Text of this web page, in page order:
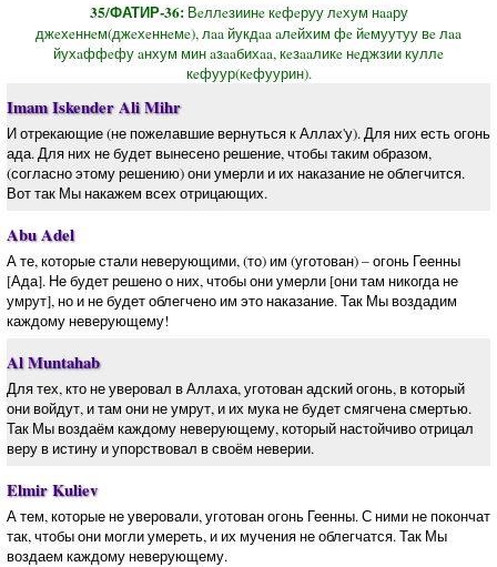
35/ФАТИР-36: Вeллeзиинe кeфeруу лeхум нaaру
джeхeннeм(джeхeннeмe), лaa йукдaa aлeйхим фe йeмуутуу вe лaa
йухaффeфу aнхум мин aзaaбихaa, кeзaaликe нeджзии куллe
кeфуур(кeфуурин).
Imam Iskender Ali Mihr
И отрекающие (не пожелавшие вернуться к Аллах'у). Для них есть огонь
ада. Для них не будет вынесено решение, чтобы таким образом,
(согласно этому решению) они умерли и их наказание не облегчится.
Вот так Мы накажем всех отрицающих.
Abu Adel
А те, которые стали неверующими, (то) им (уготован) – огонь Геенны
[Ада]. Не будет решено о них, чтобы они умерли [они там никогда не
умрут], но и не будет облегчено им это наказание. Так Мы воздадим
каждому неверующему!
Al Muntahab
Для тех, кто не уверовал в Аллаха, уготован адский огонь, в который
они войдут, и там они не умрут, и их мука не будет смягчена смертью.
Так Мы воздаём каждому неверующему, который настойчиво отрицал
веру в истину и упорствовал в своём неверии.
Elmir Kuliev
А тем, которые не уверовали, уготован огонь Геенны. С ними не покончат
так, чтобы они могли умереть, и их мучения не облегчатся. Так Мы
воздаем каждому неверующему.